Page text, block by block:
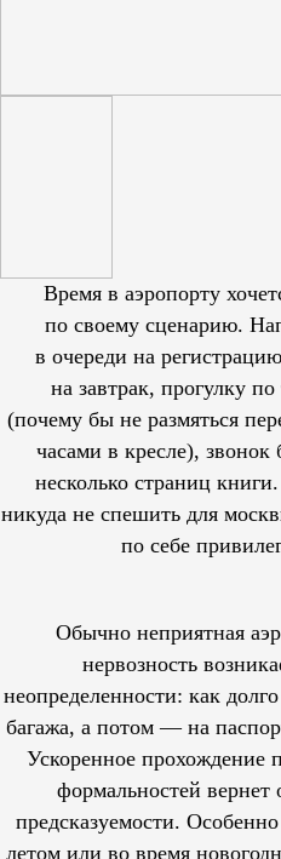
Время в аэропорту
по своему сценарию.
в очереди на
на завтрак, прогулку
(почему бы не размяться
часами в кресле), звонок
несколько страниц
никуда не спешить для
по себе
Обычно неприятная
нервозность
неопределенности: как
багажа, а потом — на
Ускоренное прохождение
формальностей
предсказуемости.
летом или во время